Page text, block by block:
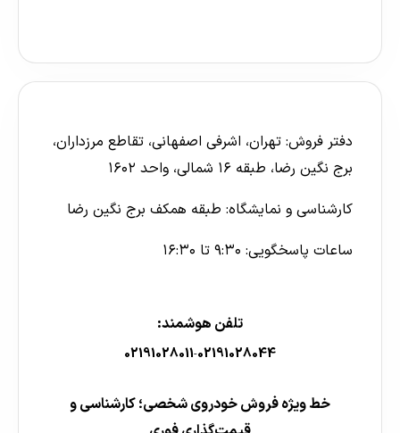
دفتر فروش: تهران، اشرفی اصفهانی، تقاطع مرزداران،
برج نگین رضا، طبقه ۱۶ شمالی، واحد ۱۶۰۲
کارشناسی و نمایشگاه: طبقه همکف برج نگین رضا
ساعات پاسخگویی: ۹:۳۰ تا ۱۶:۳۰
تلفن هوشمند:
02191028011-02191028044
خط ویژه فروش خودروی شخصی؛ کارشناسی و